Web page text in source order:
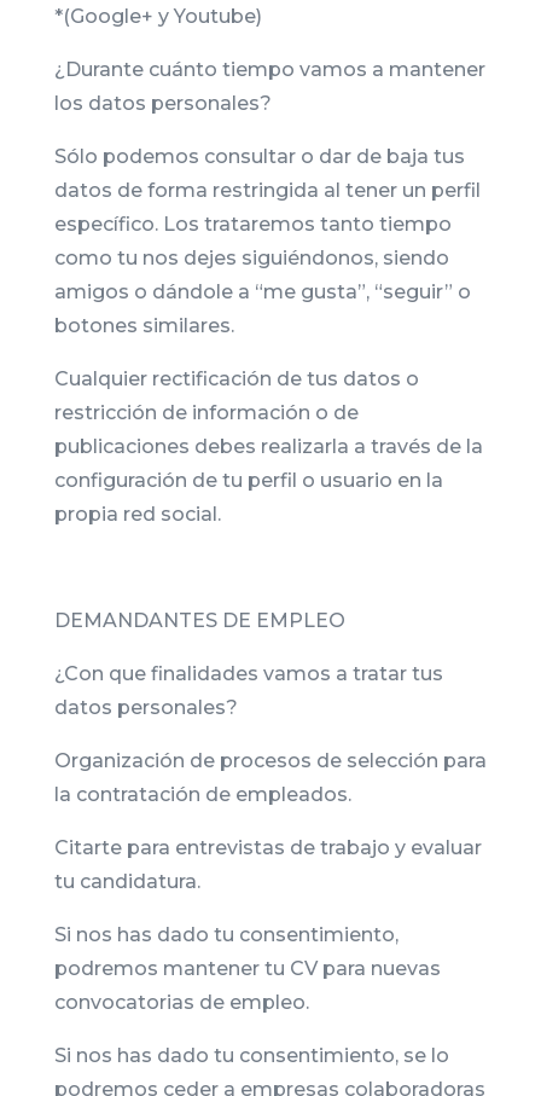
*(Google+ y Youtube)
¿Durante cuánto tiempo vamos a mantener
los datos personales?
Sólo podemos consultar o dar de baja tus
datos de forma restringida al tener un perfil
específico. Los trataremos tanto tiempo
como tu nos dejes siguiéndonos, siendo
amigos o dándole a “me gusta”, “seguir” o
botones similares.
Cualquier rectificación de tus datos o
restricción de información o de
publicaciones debes realizarla a través de la
configuración de tu perfil o usuario en la
propia red social.
DEMANDANTES DE EMPLEO
¿Con que finalidades vamos a tratar tus
datos personales?
Organización de procesos de selección para
la contratación de empleados.
Citarte para entrevistas de trabajo y evaluar
tu candidatura.
Si nos has dado tu consentimiento,
podremos mantener tu CV para nuevas
convocatorias de empleo.
Si nos has dado tu consentimiento, se lo
podremos ceder a empresas colaboradoras